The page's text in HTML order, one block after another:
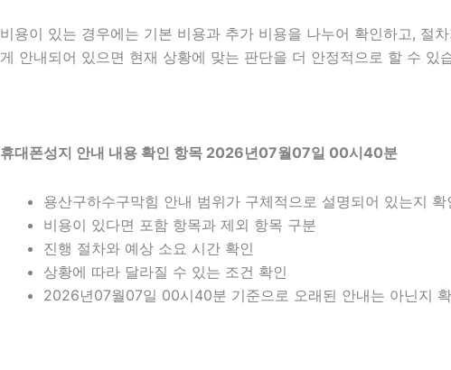
비용이 있는 경우에는 기본 비용과 추가 비용을 나누어 확인하고, 절
게 안내되어 있으면 현재 상황에 맞는 판단을 더 안정적으로 할 수
휴대폰성지 안내 내용 확인 항목 2026년07월07일 00시40분
용산구하수구막힘 안내 범위가 구체적으로 설명되어 있는지 확
비용이 있다면 포함 항목과 제외 항목 구분
진행 절차와 예상 소요 시간 확인
상황에 따라 달라질 수 있는 조건 확인
2026년07월07일 00시40분 기준으로 오래된 안내는 아닌지